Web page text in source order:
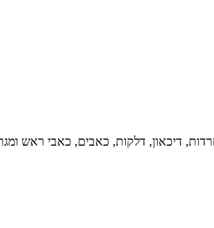
דיכאון, דלקות, כאבים, כאבי ראש